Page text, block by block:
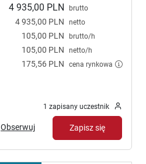
4 935,00 PLN brutto
4 935,00 PLN netto
105,00 PLN brutto/h
105,00 PLN netto/h
175,56 PLN cena rynkowa
1 zapisany uczestnik
Obserwuj Zapisz się